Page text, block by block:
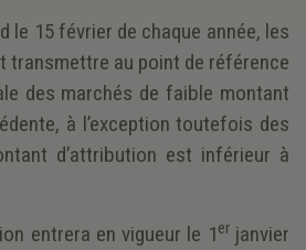
le 15 février de chaque année, les
transmettre au point de référence
des marchés de faible montant
à l’exception toutefois des
d’attribution est inférieur à
entrera en vigueur le 1erjanvier